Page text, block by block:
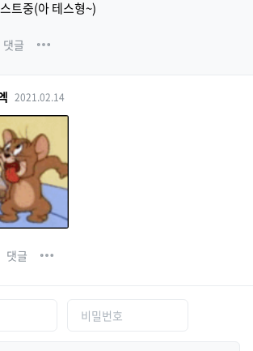
트중(아 테스형~)
댓글
2021.02.14
댓글